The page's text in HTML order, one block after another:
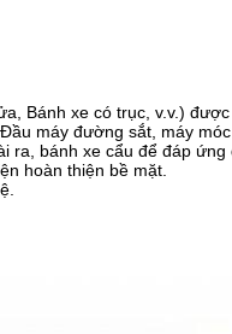
Bánh xe có trục, v.v.)
máy đường sắt, máy
bánh xe cẩu để đáp
hoàn thiện bề mặt.